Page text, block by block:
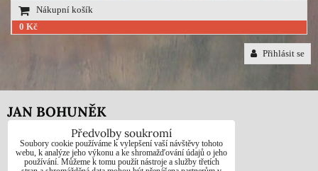
Nákupní košík
0 Kč
Přihlásit se
JAN BOHUNĚK
Telefon: +420725021832
e-mail: 1jab@seznam.cz
Předvolby soukromí
Soubory cookie používáme k vylepšení vaší návštěvy tohoto
webu, k analýze jeho výkonu a ke shromažďování údajů o jeho
používání. Můžeme k tomu použít nástroje a služby třetích